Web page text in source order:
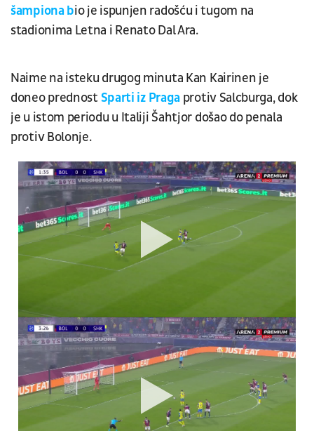
šampiona bio je ispunjen radošću i tugom na
stadionima Letna i Renato Dal Ara.
Naime na isteku drugog minuta Kan Kairinen je
doneo prednost Sparti iz Praga protiv Salcburga, dok
je u istom periodu u Italiji Šahtjor došao do penala
protiv Bolonje.